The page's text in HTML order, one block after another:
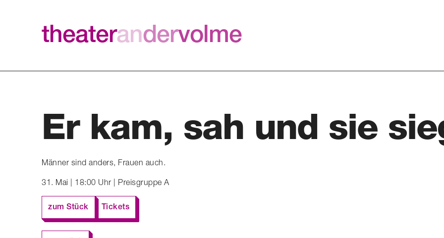
theaterandervolme
Er kam, sah und sie
Männer sind anders, Frauen auch.
31. Mai | 18:00 Uhr | Preisgruppe A
zum Stück Tickets